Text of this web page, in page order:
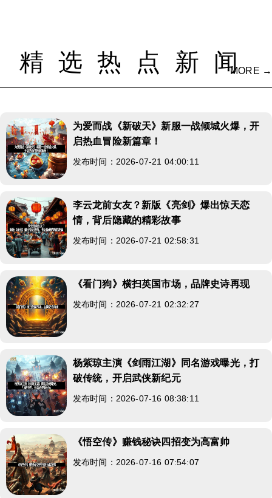
精选热点新闻
MORE →
为爱而战《新破天》新服一战倾城火爆，开
启热血冒险新篇章！
发布时间：2026-07-21 04:00:11
李云龙前女友？新版《亮剑》爆出惊天恋
情，背后隐藏的精彩故事
发布时间：2026-07-21 02:58:31
《看门狗》横扫英国市场，品牌史诗再现
发布时间：2026-07-21 02:32:27
杨紫琼主演《剑雨江湖》同名游戏曝光，打
破传统，开启武侠新纪元
发布时间：2026-07-16 08:38:11
《悟空传》赚钱秘诀四招变为高富帅
发布时间：2026-07-16 07:54:07